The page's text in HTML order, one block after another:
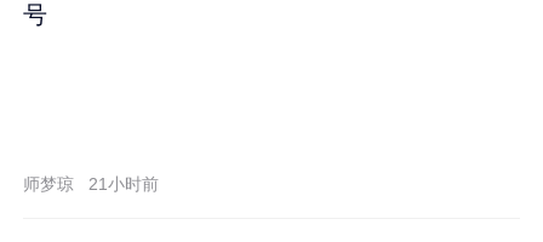
号
师梦琼 21小时前